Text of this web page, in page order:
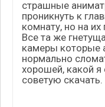
страшные
проникнуть к
комнату, но на их
Все та же
камеры которые
нормально
хорошей, какой я
советую скачать.